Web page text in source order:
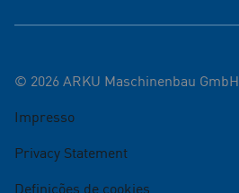
© 2026ARKU Maschinenbau GmbH
Impresso
Privacy Statement
Definições de cookies